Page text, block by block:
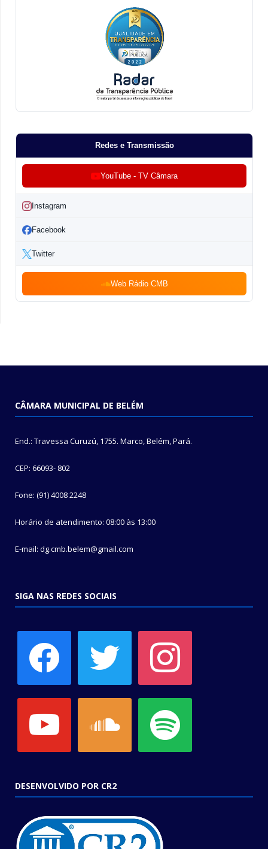
Redes e Transmissão
YouTube - TV Câmara
Instagram
Facebook
Twitter
Web Rádio CMB
CÂMARA MUNICIPAL DE BELÉM
End.: Travessa Curuzú, 1755. Marco, Belém, Pará.
CEP: 66093- 802
Fone: (91) 4008 2248
Horário de atendimento: 08:00 às 13:00
E-mail: dg.cmb.belem@gmail.com
SIGA NAS REDES SOCIAIS
DESENVOLVIDO POR CR2